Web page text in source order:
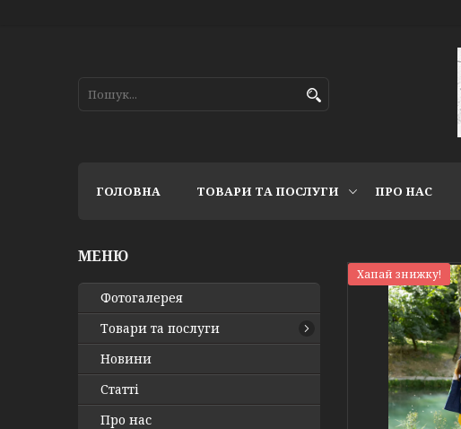
ГОЛОВНА ТОВАРИ ТА ПОСЛУГИ ПРО НАС
Хапай знижку!
Фотогалерея
Товари та послуги
Новини
Статті
Про нас